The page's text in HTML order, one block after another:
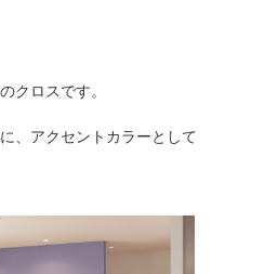
クロスです。
、アクセントカラーとして